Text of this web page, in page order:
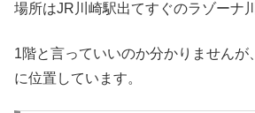
場所はJR川崎駅出てすぐのラゾーナ
1階と言っていいのか分かりませんが
に位置しています。